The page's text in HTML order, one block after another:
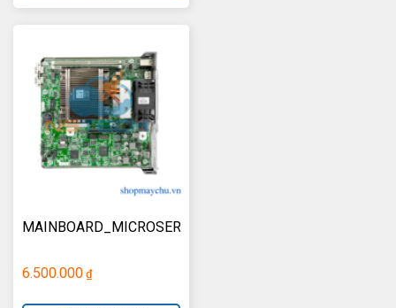
MAINBOARD_MICROSERVER_GEN10_PLUS
6.500.000 ₫